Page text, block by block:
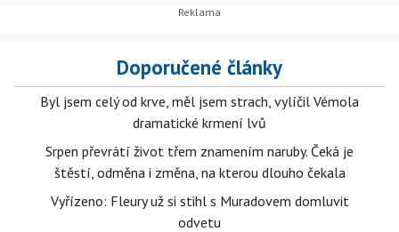
Doporučené články
Byl jsem celý od krve, měl jsem strach, vylíčil Vémola
dramatické krmení lvů
Srpen převrátí život třem znamením naruby. Čeká je
štěstí, odměna i změna, na kterou dlouho čekala
Vyřízeno: Fleury už si stihl s Muradovem domluvit
odvetu